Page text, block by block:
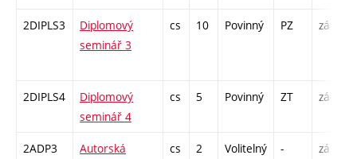
2DIPLS3
Diplomový
seminář 3
cs 10 Povinný PZ zá
2DIPLS4
Diplomový
seminář 4
cs 5 Povinný ZT zá
2ADP3
Autorská
cs 2 Volitelný - zá